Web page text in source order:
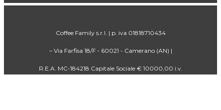
Coffee Family s.r.l. | p. iva 01818710434
– Via Farfisa 18/F - 60021 - Camerano (AN) |
R.E.A. MC-184218 Capitale Sociale € 10000,00 i.v.